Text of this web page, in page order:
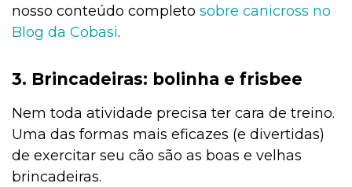
nosso conteúdo completo sobre canicross no
Blog da Cobasi.
3. Brincadeiras: bolinha e frisbee
Nem toda atividade precisa ter cara de treino.
Uma das formas mais eficazes (e divertidas)
de exercitar seu cão são as boas e velhas
brincadeiras.